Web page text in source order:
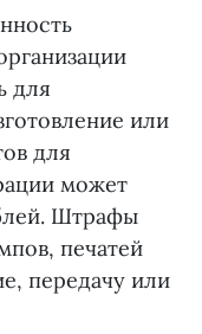
для
или
для
может
Штрафы
печатей
передачу или